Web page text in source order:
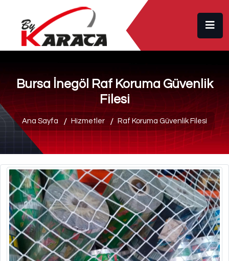
Bursa İnegöl Raf Koruma Güvenlik
Filesi
Ana Sayfa Hizmetler Raf Koruma Güvenlik Filesi